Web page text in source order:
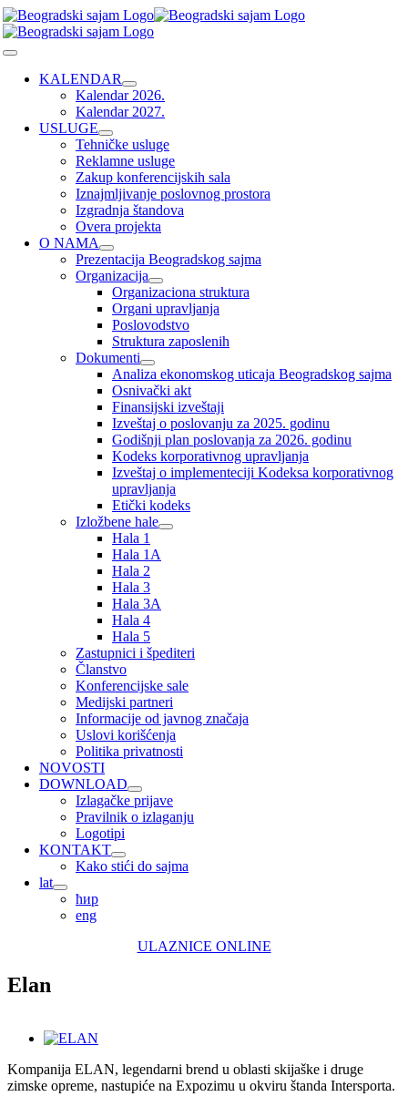
Skip
to
content
Toggle
NavigationKALENDAR
Kalendar 2026.
Kalendar 2027.
USLUGE
Tehničke usluge
Reklamne usluge
Zakup konferencijskih sala
Iznajmljivanje poslovnog prostora
Izgradnja štandova
Overa projekta
O NAMA
Prezentacija Beogradskog sajma
Organizacija
Organizaciona struktura
Organi upravljanja
Poslovodstvo
Struktura zaposlenih
Dokumenti
Analiza ekonomskog uticaja Beogradskog sajma
Osnivački akt
Finansijski izveštaji
Izveštaj o poslovanju za 2025. godinu
Godišnji plan poslovanja za 2026. godinu
Kodeks korporativnog upravljanja
Izveštaj o implementeciji Kodeksa korporativnog
upravljanja
Etički kodeks
Izložbene hale
Hala 1
Hala 1A
Hala 2
Hala 3
Hala 3A
Hala 4
Hala 5
Zastupnici i špediteri
Članstvo
Konferencijske sale
Medijski partneri
Informacije od javnog značaja
Uslovi korišćenja
Politika privatnosti
NOVOSTI
DOWNLOAD
Izlagačke prijave
Pravilnik o izlaganju
Logotipi
KONTAKT
Kako stići do sajma
lat
ћир
eng
ULAZNICE ONLINE
Elan
View
Image
Kompanija ELAN, legendarni brend u oblasti skijaške i druge
zimske opreme, nastupiće na Expozimu u okviru štanda Intersporta.